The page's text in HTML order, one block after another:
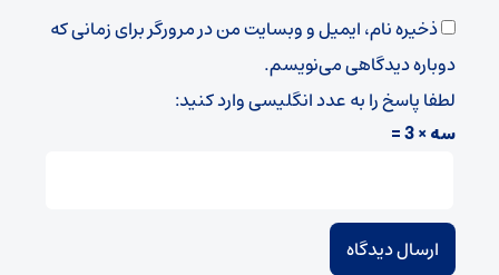
ذخیره نام، ایمیل و وبسایت من در مرورگر برای زمانی که
دوباره دیدگاهی می‌نویسم.
لطفا پاسخ را به عدد انگلیسی وارد کنید:
سه × 3 =